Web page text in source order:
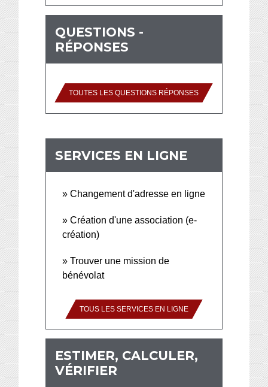
QUESTIONS -
RÉPONSES
TOUTES LES QUESTIONS RÉPONSES
SERVICES EN LIGNE
Changement d'adresse en ligne
Création d'une association (e-
création)
Trouver une mission de
bénévolat
TOUS LES SERVICES EN LIGNE
ESTIMER, CALCULER,
VÉRIFIER